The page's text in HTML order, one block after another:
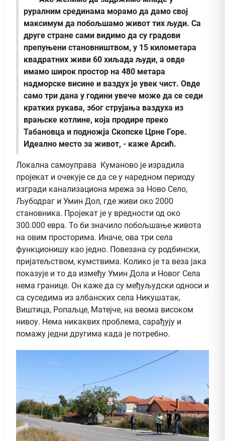
руралним срединама морамо да дамо свој
максимум да побољшамо живот тих људи. Са
друге стране сами видимо да су градови
препуњени становништвом, у 15 километара
квадратних живи 60 хиљада људи, а овде
имамо широк простор на 480 метара
надморске висине и ваздух је увек чист. Овде
само три дана у години увече може да се седи
кратких рукава, због струјања ваздуха из
врањске котлине, која продире преко
Табановца и подножја Скопске Црне Горе.
Идеално место за живот, - каже Арсић.
Локална самоуправа Куманово је израдила
пројекат и очекује се да се у наредном периоду
изгради канализациона мрежа за Ново Село,
Љубодраг и Умин Дол, где живи око 2000
становника. Пројекат је у вредности од око
300.000 евра. То би значило побољшање живота
на овим просторима. Иначе, ова три села
функционишу као једно. Повезана су родбински,
пријатељством, кумствима. Колико је та веза јака
показује и то да између Умин Дола и Новог Села
нема границе. Он каже да су међуљудски односи и
са суседима из албанских села Никушатак,
Виштица, Ропаљце, Матејче, на веома високом
нивоу. Нема никаквих проблема, сарађују и
помажу једни другима када је потребно.